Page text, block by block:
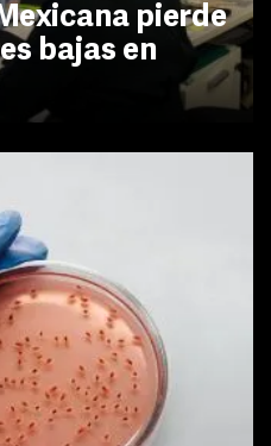
pierde
bajas en